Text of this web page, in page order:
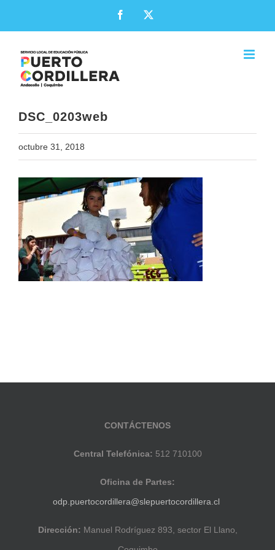
Facebook
DSC_0203web
octubre 31, 2018
CONTÁCTENOS
Central Telefónica: 512 710100
Oficina de Partes:
odp.puertocordillera@slepuertocordillera.cl
Dirección: Manuel Rodríguez 893, sector El Llano,